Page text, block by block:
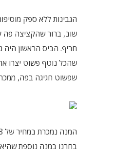
הגבינות ללא ספק
שוב, ברור שהקציצה פה
חריף. הביס הראשון היה
שהכל נוטף פשוט יצרו
שפשוט חגיגה בפה,
המנה נמכרת במחיר של 68 שקלים בתוספת של צ'יפס דק (מהז'אנר הקפוא).
בחרנו במנה נוספת שהיא